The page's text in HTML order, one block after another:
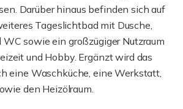
Darüber hinaus befinden sich auf
Tageslichtbad mit Dusche,
sowie ein großzügiger Nutzraum
und Hobby. Ergänzt wird das
eine Waschküche, eine Werkstatt,
den Heizölraum.